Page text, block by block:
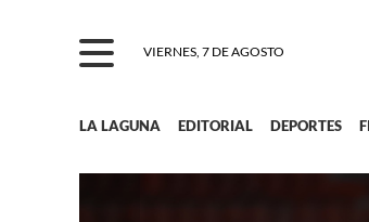
VIERNES, 7 DE AGOSTO
LA LAGUNA EDITORIAL DEPORTES